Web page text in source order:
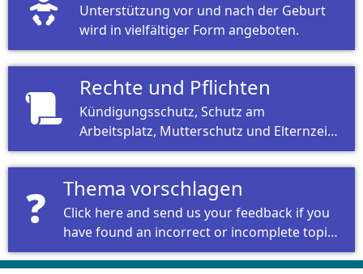
Unterstützung vor und nach der Geburt
wird in vielfältiger Form angeboten.
Rechte und Pflichten
Kündigungsschutz, Schutz am
Arbeitsplatz, Mutterschutz und Elternzeit
gehören zu den Rechten und Pflichten
einer Schwangeren.
❓ Thema vorschlagen
Click here and send us your feedback if you
have found an incorrect or incomplete topic
or would like to see a specific topic added.